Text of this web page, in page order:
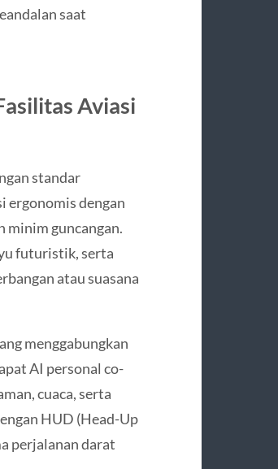
saat
Aviasi
standar
ergonomis dengan
minim guncangan.
futuristik, serta
atau suasana
menggabungkan
AI personal co-
cuaca, serta
HUD (Head-Up
perjalanan darat